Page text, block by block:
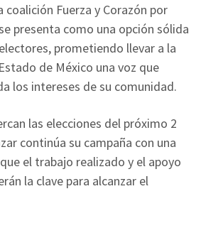
coalición Fuerza y Corazón por
presenta como una opción sólida
prometiendo llevar a la
de México una voz que
los intereses de su comunidad.
las elecciones del próximo 2
continúa su campaña con una
el trabajo realizado y el apoyo
la clave para alcanzar el